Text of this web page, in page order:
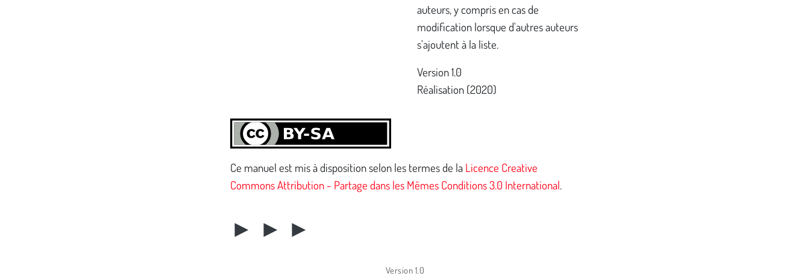
auteurs, y compris en cas de
modification lorsque d'autres auteurs
s'ajoutent à la liste.
Version 1.0
Réalisation (2020)
Ce manuel est mis à disposition selon les termes de la Licence Creative
Commons Attribution - Partage dans les Mêmes Conditions 3.0 International.
► ► ►
Version 1.0